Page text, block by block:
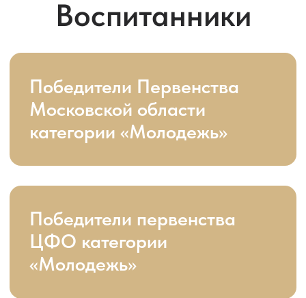
Призеры и финалисты
области категориях
Призеры и финалисты
«Молодежь» и «Молодежь 2»
Финалисты Первенства
России, категория